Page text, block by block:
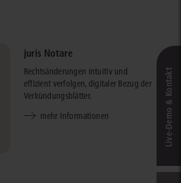
juris Notare
Rechtsänderungen intuitiv und
effizient verfolgen, digitaler Bezug der
Verkündungsblätter.
mehr Informationen
Live‑Demo & Kontakt